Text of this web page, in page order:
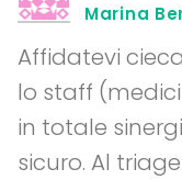
Marina
Affidatevi
lo staff
in totale
sicuro. Al